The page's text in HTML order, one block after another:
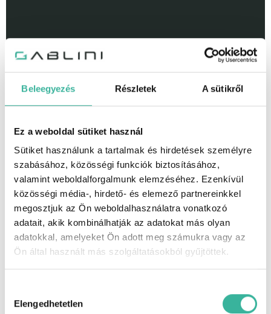
Beleegyezés Részletek A sütikről
Ez a weboldal sütiket használ
Sütiket használunk a tartalmak és hirdetések személyre
szabásához, közösségi funkciók biztosításához,
valamint weboldalforgalmunk elemzéséhez. Ezenkívül
közösségi média-, hirdető- és elemező partnereinkkel
megosztjuk az Ön weboldalhasználatra vonatkozó
adatait, akik kombinálhatják az adatokat más olyan
adatokkal, amelyeket Ön adott meg számukra vagy az
Ön által használt más szolgáltatásokból gyűjtöttek.
kiválasztása
Elengedhetetlen
Szerviz akcióink
SZERVIZ SZOLGÁLTATÁSAINK